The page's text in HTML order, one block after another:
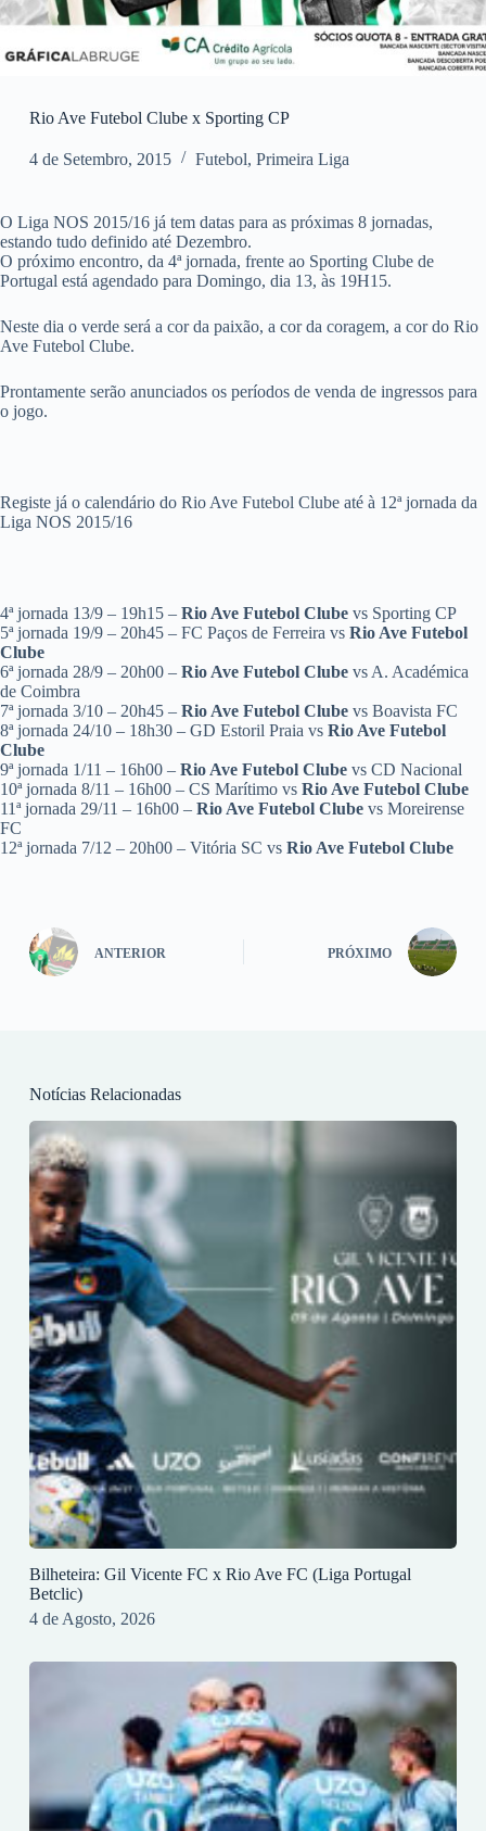
Rio Ave Futebol Clube x Sporting CP
4 de Setembro, 2015 Futebol, Primeira Liga
O Liga NOS 2015/16 já tem datas para as próximas 8 jornadas,
estando tudo definido até Dezembro.
O próximo encontro, da 4ª jornada, frente ao Sporting Clube de
Portugal está agendado para Domingo, dia 13, às 19H15.
Neste dia o verde será a cor da paixão, a cor da coragem, a cor do Rio
Ave Futebol Clube.
Prontamente serão anunciados os períodos de venda de ingressos para
o jogo.
Registe já o calendário do Rio Ave Futebol Clube até à 12ª jornada da
Liga NOS 2015/16
4ª jornada 13/9 – 19h15 – Rio Ave Futebol Clube vs Sporting CP
5ª jornada 19/9 – 20h45 – FC Paços de Ferreira vs Rio Ave Futebol
Clube
6ª jornada 28/9 – 20h00 – Rio Ave Futebol Clube vs A. Académica
de Coimbra
7ª jornada 3/10 – 20h45 – Rio Ave Futebol Clube vs Boavista FC
8ª jornada 24/10 – 18h30 – GD Estoril Praia vs Rio Ave Futebol
Clube
9ª jornada 1/11 – 16h00 – Rio Ave Futebol Clube vs CD Nacional
10ª jornada 8/11 – 16h00 – CS Marítimo vs Rio Ave Futebol Clube
11ª jornada 29/11 – 16h00 – Rio Ave Futebol Clube vs Moreirense
FC
12ª jornada 7/12 – 20h00 – Vitória SC vs Rio Ave Futebol Clube
ANTERIOR PRÓXIMO
Notícias Relacionadas
Bilheteira: Gil Vicente FC x Rio Ave FC (Liga Portugal
Betclic)
4 de Agosto, 2026